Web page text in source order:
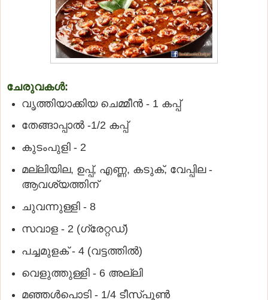
ചേരുവകള്‍:
വൃത്തിയാക്കിയ ചെമ്മീന്‍ - 1 കപ്പ്
തേങ്ങാപ്പാല്‍ -1/2 കപ്പ്
കുടംപുളി - 2
മല്ലിയില, ഉപ്പ്, എണ്ണ, കടുക്, വേപ്പില -
ആവശ്യത്തിന്
ചുവന്നുള്ളി - 8
സവാള - 2 (ഗ്രേറ്റഡ്)
പച്ചമുളക് - 4 (വട്ടത്തില്‍)
വെളുത്തുള്ളി - 6 അല്ലി
മഞ്ഞള്‍പൊടി - 1/4 ടീസ്പൂണ്‍